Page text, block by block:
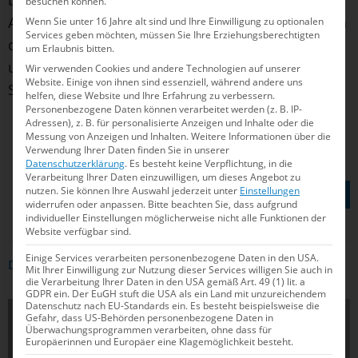
Angeles und 2032 in Australien. “Wenn wir nicht in
der Breite die Talente in jungen Jahren trainieren
und wachsen lassen, dann werden wir auch keine
Spitzenathleten haben“, betonte Weikert.
TEILEN AUF
DAS KÖNNTE DICH AUCH INTERRESSIEREN
POLITIK
Wenn Sie unter 16 Jahre alt sind und Ihre Einwilligung zu optionalen
Services geben möchten, müssen Sie Ihre Erziehungsberechtigten
um Erlaubnis bitten.
Wir verwenden Cookies und andere Technologien auf unserer
Website. Einige von ihnen sind essenziell, während andere uns
helfen, diese Website und Ihre Erfahrung zu verbessern.
Personenbezogene Daten können verarbeitet werden (z. B. IP-
Adressen), z. B. für personalisierte Anzeigen und Inhalte oder die
Messung von Anzeigen und Inhalten.Weitere Informationen über die
Verwendung Ihrer Daten finden Sie in unserer
Datenschutzerklärung. Es besteht keine Verpflichtung, in die
Verarbeitung Ihrer Daten einzuwilligen, um dieses Angebot zu
nutzen.Sie können Ihre Auswahl jederzeit unter Einstellungen
widerrufen oder anpassen. Bitte beachten Sie, dass aufgrund
individueller Einstellungen möglicherweise nicht alle Funktionen der
Website verfügbar sind.
Einige Services verarbeiten personenbezogene Daten in den USA.
Mit Ihrer Einwilligung zur Nutzung dieser Services willigen Sie auch in
die Verarbeitung Ihrer Daten in den USA gemäß Art. 49 (1) lit. a
GDPR ein. Der EuGH stuft die USA als ein Land mit unzureichendem
Datenschutz nach EU-Standards ein. Es besteht beispielsweise die
Gefahr, dass US-Behörden personenbezogene Daten in
Überwachungsprogrammen verarbeiten, ohne dass für
Europäerinnen und Europäer eine Klagemöglichkeit besteht.